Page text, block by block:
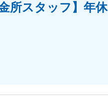
所スタッフ】年休